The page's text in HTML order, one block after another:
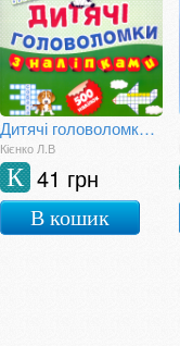
Дитячі головоломки з наліпками. Книга 1
Кієнко Л.В
41 грн
К
В кошик